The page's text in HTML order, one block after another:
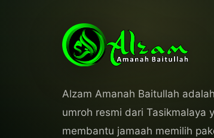
Alzam Amanah Baitullah
umroh resmi dari Tasikmalaya
membantu jamaah memilih